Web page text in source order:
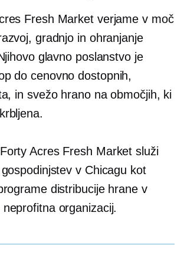
Fresh Market verjame v moč
gradnjo in ohranjanje
glavno poslanstvo je
do cenovno dostopnih,
in svežo hrano na območjih, ki
Acres Fresh Market služi
v Chicagu kot
distribucije hrane v
neprofitnaorganizacij.